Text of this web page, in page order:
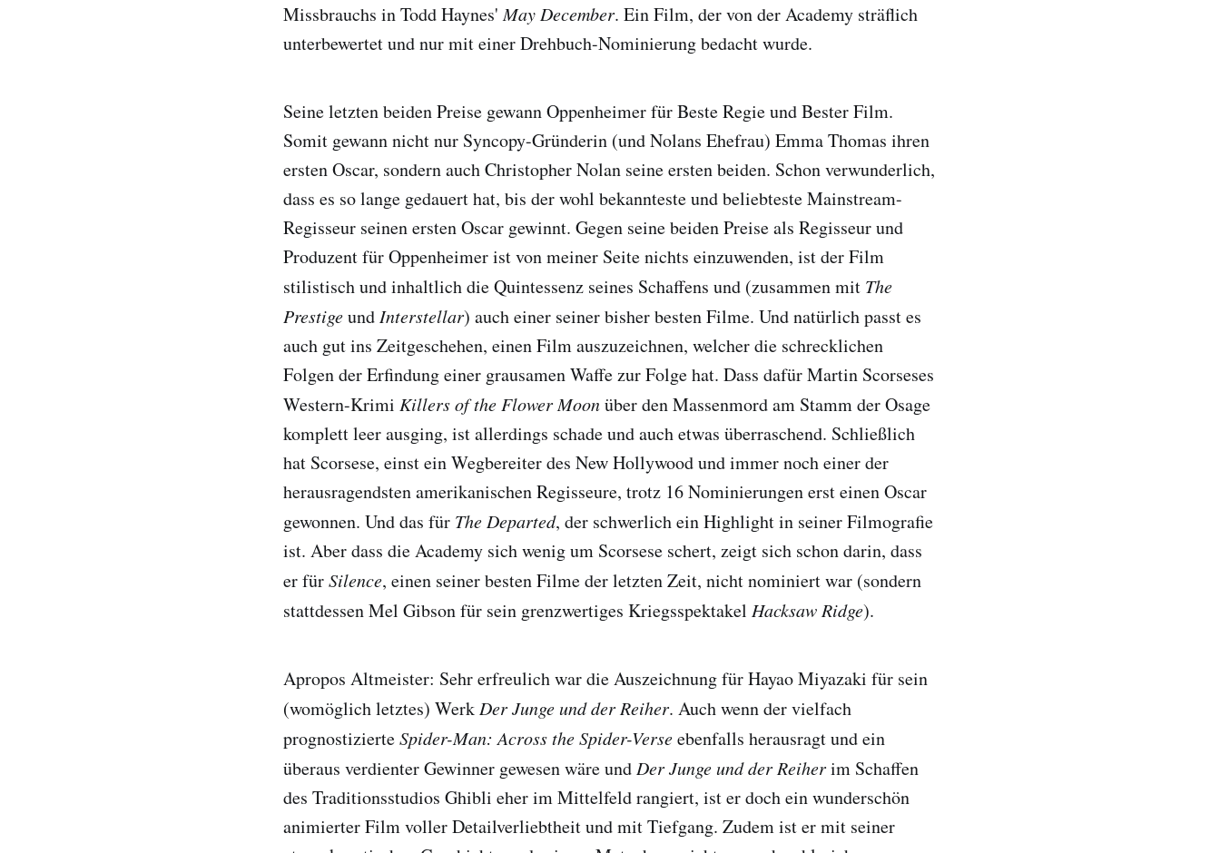
Missbrauchs in Todd Haynes'May December. Ein Film, der von der Academy sträflich
unterbewertet und nur mit einer Drehbuch-Nominierung bedacht wurde.
Seine letzten beiden Preise gewann Oppenheimer für Beste Regie und Bester Film.
Somit gewann nicht nur Syncopy-Gründerin (und Nolans Ehefrau) Emma Thomas ihren
ersten Oscar, sondern auch Christopher Nolan seine ersten beiden. Schon verwunderlich,
dass es so lange gedauert hat, bis der wohl bekannteste und beliebteste Mainstream-
Regisseur seinen ersten Oscar gewinnt. Gegen seine beiden Preise als Regisseur und
Produzent für Oppenheimer ist von meiner Seite nichts einzuwenden, ist der Film
stilistisch und inhaltlich die Quintessenz seines Schaffens und (zusammen mit The
Prestigeund Interstellar) auch einer seiner bisher besten Filme. Und natürlich passt es
auch gut ins Zeitgeschehen, einen Film auszuzeichnen, welcher die schrecklichen
Folgen der Erfindung einer grausamen Waffe zur Folge hat. Dass dafür Martin Scorseses
Western-Krimi Killers of the Flower Moonüber den Massenmord am Stamm der Osage
komplett leer ausging, ist allerdings schade und auch etwas überraschend. Schließlich
hat Scorsese, einst ein Wegbereiter des New Hollywood und immer noch einer der
herausragendsten amerikanischen Regisseure, trotz 16 Nominierungen erst einen Oscar
gewonnen. Und das für The Departed, der schwerlich ein Highlight in seiner Filmografie
ist. Aber dass die Academy sich wenig um Scorsese schert, zeigt sich schon darin, dass
er fürSilence, einen seiner besten Filme der letzten Zeit, nicht nominiert war (sondern
stattdessen Mel Gibson für sein grenzwertiges Kriegsspektakel Hacksaw Ridge).
Apropos Altmeister: Sehr erfreulich war die Auszeichnung für Hayao Miyazaki für sein
(womöglich letztes) Werk Der Junge und der Reiher. Auch wenn der vielfach
prognostizierteSpider-Man: Across the Spider-Verseebenfalls herausragt und ein
überaus verdienter Gewinner gewesen wäre und Der Junge und der Reiherim Schaffen
des Traditionsstudios Ghibli eher im Mittelfeld rangiert, ist er doch ein wunderschön
animierter Film voller Detailverliebtheit und mit Tiefgang. Zudem ist er mit seiner